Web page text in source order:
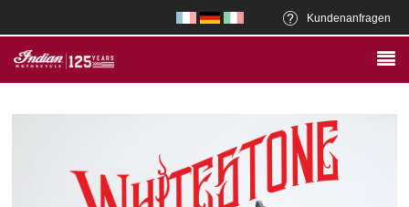
Kundenanfragen